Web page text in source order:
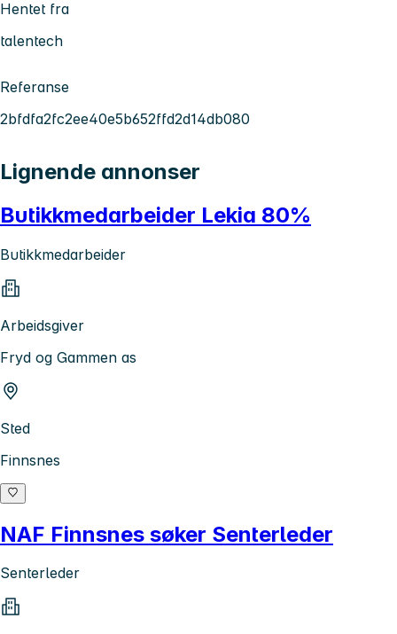
Hentet fra
talentech
Referanse
2bfdfa2fc2ee40e5b652ffd2d14db080
Lignende annonser
Butikkmedarbeider Lekia 80%
Butikkmedarbeider
Arbeidsgiver
Fryd og Gammen as
Sted
Finnsnes
NAF Finnsnes søker Senterleder
Senterleder